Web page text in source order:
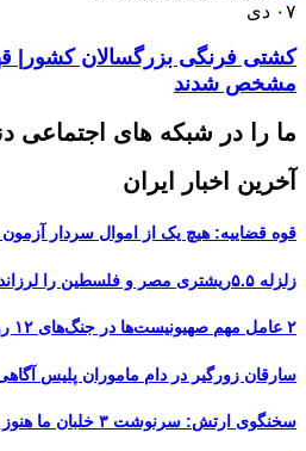
۰۷ دی
کشتی فرنگی بزرگسالان کشور|
مشخص شدند
ما را در شبکه های اجتماعی
آخرین اخبار ایران
قوه قضاییه: هیچ یک از اموال سردار
زلزله ۵.۵ریشتری مصر و فلسطین را لرزاند
۲ عامل مهم صهیونیست‌ها در جنگ‌های ۱۲ روزه و ۴۰ روزه اعدام شدند
سارقان زورگیر در دام ماموران پلیس
سخنگوی ارتش: سرنوشت ۳ خلبان ما هنوز مشخص نیست